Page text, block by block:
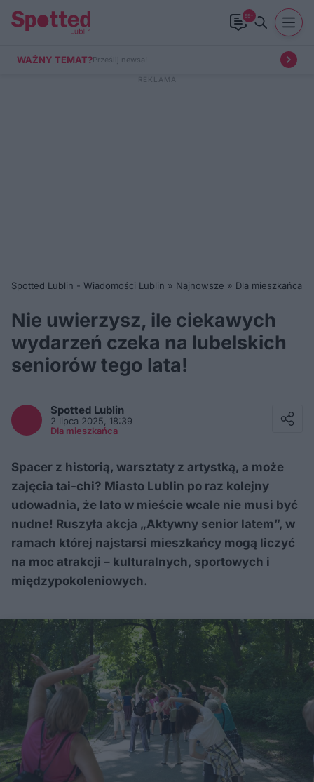
99+
WAŻNY TEMAT?Prześlij newsa!
Spotted Lublin - Wiadomości Lublin » Najnowsze » Dla mieszkańca
Nie uwierzysz, ile ciekawych
wydarzeń czeka na lubelskich
seniorów tego lata!
Spotted Lublin
2 lipca 2025, 18:39
Dla mieszkańca
Spacer z historią, warsztaty z artystką, a może
zajęcia tai-chi? Miasto Lublin po raz kolejny
udowadnia, że lato w mieście wcale nie musi być
nudne! Ruszyła akcja „Aktywny senior latem”, w
ramach której najstarsi mieszkańcy mogą liczyć
na moc atrakcji – kulturalnych, sportowych i
międzypokoleniowych.